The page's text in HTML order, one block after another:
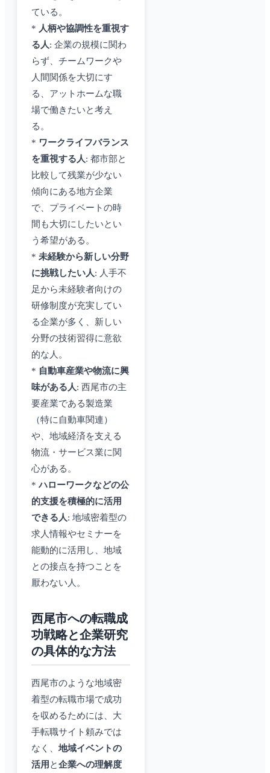
ている。
* 人柄や協調性を重視す
る人: 企業の規模に関わ
らず、チームワークや
人間関係を大切にす
る、アットホームな職
場で働きたいと考え
る。
* ワークライフバランス
を重視する人: 都市部と
比較して残業が少ない
傾向にある地方企業
で、プライベートの時
間も大切にしたいとい
う希望がある。
* 未経験から新しい分野
に挑戦したい人: 人手不
足から未経験者向けの
研修制度が充実してい
る企業が多く、新しい
分野の技術習得に意欲
的な人。
* 自動車産業や物流に興
味がある人: 西尾市の主
要産業である製造業
（特に自動車関連）
や、地域経済を支える
物流・サービス業に関
心がある。
*ハローワークなどの公
的支援を積極的に活用
できる人: 地域密着型の
求人情報やセミナーを
能動的に活用し、地域
との接点を持つことを
厭わない人。
西尾市への転職成
功戦略と企業研究
の具体的な方法
西尾市のような地域密
着型の転職市場で成功
を収めるためには、大
手転職サイト頼みでは
なく、 地域イベントの
活用 と企業への理解度